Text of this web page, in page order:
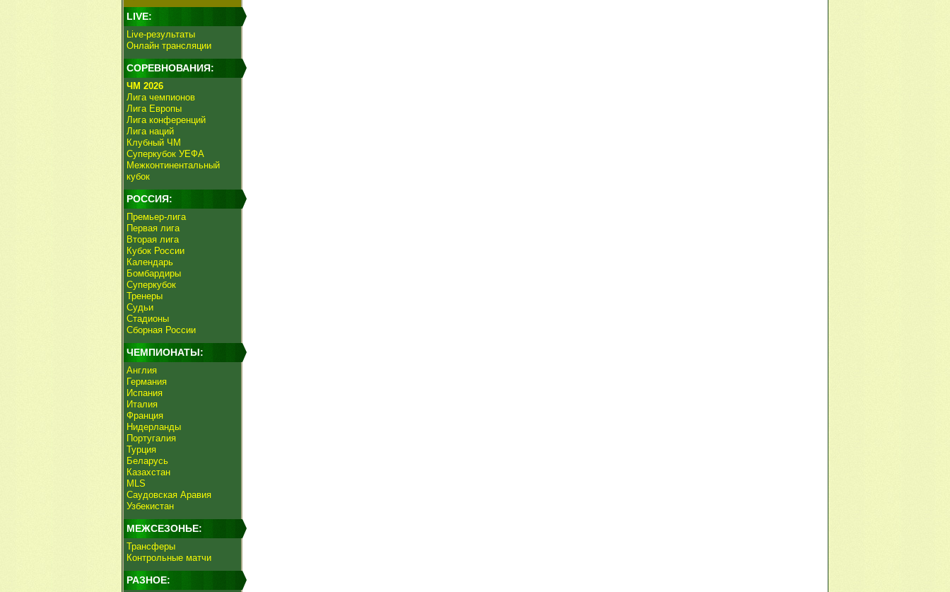
LIVE:
Live-результаты
Онлайн трансляции
СОРЕВНОВАНИЯ:
ЧМ 2026
Лига чемпионов
Лига Европы
Лига конференций
Лига наций
Клубный ЧМ
Суперкубок УЕФА
Межконтинентальный
кубок
РОССИЯ:
Премьер-лига
Первая лига
Вторая лига
Кубок России
Календарь
Бомбардиры
Суперкубок
Тренеры
Судьи
Стадионы
Сборная России
ЧЕМПИОНАТЫ:
Англия
Германия
Испания
Италия
Франция
Нидерланды
Португалия
Турция
Беларусь
Казахстан
MLS
Саудовская Аравия
Узбекистан
МЕЖСЕЗОНЬЕ:
Трансферы
Контрольные матчи
РАЗНОЕ: